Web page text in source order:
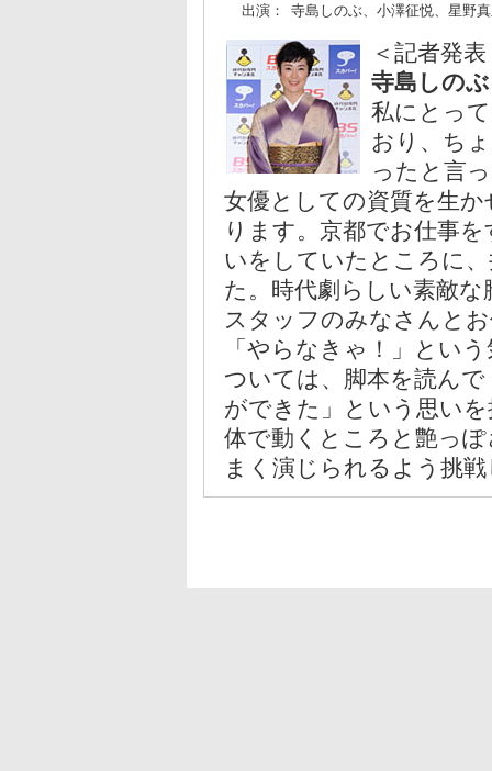
出演：
寺島しのぶ、小澤征悦、星野
＜記者発
寺島しの
私にとっ
おり、ち
ったと言
女優としての資質を生
ります。京都でお仕事
いをしていたところに
た。時代劇らしい素敵
スタッフのみなさんと
「やらなきゃ！」とい
ついては、脚本を読ん
ができた」という思い
体で動くところと艶っ
まく演じられるよう挑